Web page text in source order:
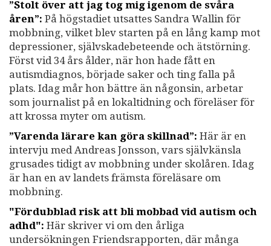
”Stolt över att jag tog mig igenom de svåra
åren”: På högstadiet utsattes Sandra Wallin för
mobbning, vilket blev starten på en lång kamp mot
depressioner, självskadebeteende och ätstörning.
Först vid 34 års ålder, när hon hade fått en
autismdiagnos, började saker och ting falla på
plats. Idag mår hon bättre än någonsin, arbetar
som journalist på en lokaltidning och föreläser för
att krossa myter om autism.
”Varenda lärare kan göra skillnad”: Här är en
intervju med Andreas Jonsson, vars självkänsla
grusades tidigt av mobbning under skolåren. Idag
är han en av landets främsta föreläsare om
mobbning.
"Fördubblad risk att bli mobbad vid autism och
adhd": Här skriver vi om den årliga
undersökningen Friendsrapporten, där många